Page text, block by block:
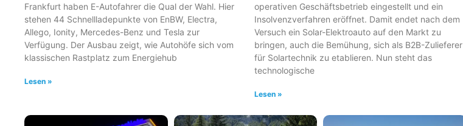
Frankfurt haben E-Autofahrer die Qual der Wahl. Hier
stehen 44 Schnellladepunkte von EnBW, Electra,
Allego, Ionity, Mercedes-Benz und Tesla zur
Verfügung. Der Ausbau zeigt, wie Autohöfe sich vom
klassischen Rastplatz zum Energiehub
Lesen »
operativen Geschäftsbetrieb eingestellt und ein
Insolvenzverfahren eröffnet. Damit endet nach dem
Versuch ein Solar-Elektroauto auf den Markt zu
bringen, auch die Bemühung, sich als B2B-Zulieferer
für Solartechnik zu etablieren. Nun steht das
technologische
Lesen »